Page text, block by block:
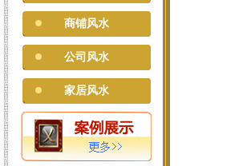
商铺风水
公司风水
家居风水